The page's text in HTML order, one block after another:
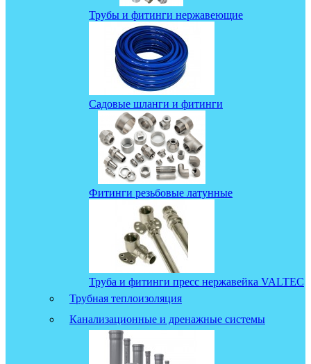
Трубы и фитинги нержавеющие
Садовые шланги и фитинги
Фитинги резьбовые латунные
Труба и фитинги пресс нержавейка VALTEC
Трубная теплоизоляция
Канализационные и дренажные системы